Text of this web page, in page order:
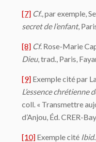
[7] Cf., par exemple,
secret de l’enfant,
[8] Cf. Rose-Marie
Dieu, trad., Paris,
[9] Exemple cité par
L’essence chrétienne
coll. « Transmettre
d’Anjou, Éd. CRER-
[10] Exemple cité Ibid